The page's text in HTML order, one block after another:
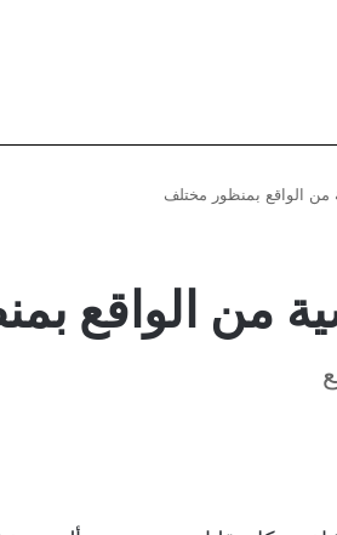
الواقع بمنظور مختلف
من الواقع